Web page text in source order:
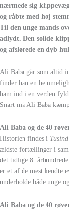
nærmede sig
og råbte med høj
Til den unge mands
adlydt. Den solide
og afslørede en dyb
Ali Baba går som altid
finder han en
ham ind i en verden
Snart må Ali Baba
Ali Baba og de 40
Historien findes i
ældste fortællinger i
det tidlige 8.
er et af de mest kendte
underholde både unge
Ali Baba og de 40